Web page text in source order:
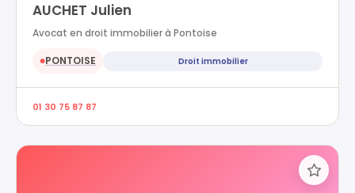
AUCHET Julien
Avocat en droit immobilier à Pontoise
●PONTOISE Droit immobilier
01 30 75 87 87